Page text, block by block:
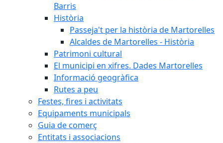
Barris
Història
Passeja't per la història de Martorelles
Alcaldes de Martorelles - Història
Patrimoni cultural
El municipi en xifres. Dades Martorelles
Informació geogràfica
Rutes a peu
Festes, fires i activitats
Equipaments municipals
Guia de comerç
Entitats i associacions